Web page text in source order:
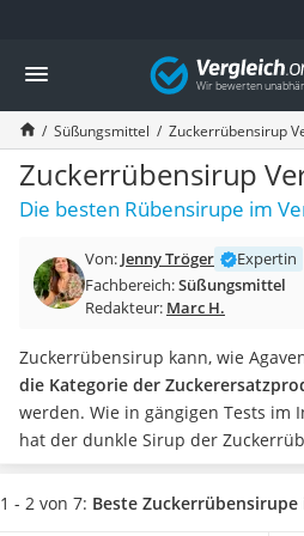
Die beliebtesten Vergleiche nach
Lebensmittel
Schwarzkümmelöl
Knäckebrot
Schwarzkümmelöl-Kapseln
Manukahonig
Eiklar
Balsamico-Essig
Schwarzkümmelöl bio
Honig
Gemüsebrühe
Eiskaffee-Pulver
Irischer Whiskey
Grapefruitkernextrakt
Matcha-Set
Vergleich
Süßungsmittel Zuckerrübensirup
Zuckerrübensirup
Die besten Rübensirupe im
Von: Jenny Tröger
Expertin
Fachbereich:Süßungsmittel
Redakteur: Marc H.
Zuckerrübensirup kann, wie
die Kategorie der
werden. Wie in gängigen Tests im
hat der dunkle Sirup der
und karamellartigen Geschmack.
einem Glas oder Becher
1 - 2 von 7: Beste Zuckerrübensirupe